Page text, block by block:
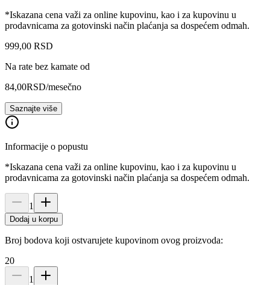
*Iskazana cena važi za online kupovinu, kao i za kupovinu u
prodavnicama za gotovinski način plaćanja sa dospećem odmah.
999,00 RSD
Na rate bez kamate od
84,00RSD/mesečno
Saznajte više
Informacije o popustu
*Iskazana cena važi za online kupovinu, kao i za kupovinu u
prodavnicama za gotovinski način plaćanja sa dospećem odmah.
1
Dodaj u korpu
Broj bodova koji ostvarujete kupovinom ovog proizvoda:
20
1